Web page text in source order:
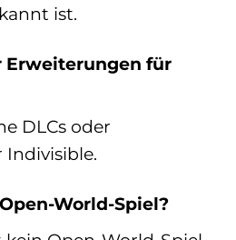
ist.
Erweiterungen für
DLCs oder
World-Spiel?